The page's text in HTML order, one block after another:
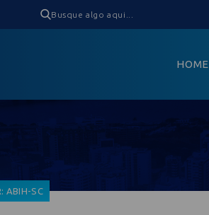
HOME
ABIH-SC